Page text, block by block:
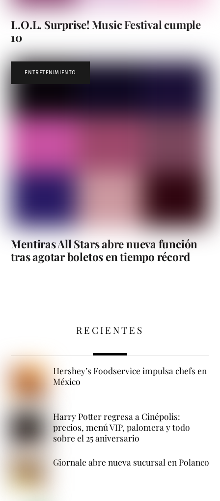
L.O.L. Surprise! Music Festival cumple
10
ENTRETENIMIENTO
Mentiras All Stars abre nueva función
tras agotar boletos en tiempo récord
RECIENTES
Hershey’s Foodservice impulsa chefs en
México
Harry Potter regresa a Cinépolis:
precios, menú VIP, palomera y todo
sobre el 25 aniversario
Giornale abre nueva sucursal en Polanco